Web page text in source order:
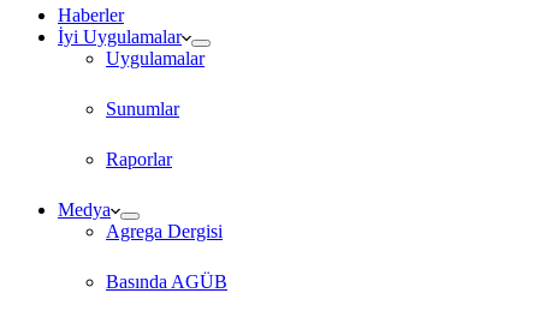
Haberler
İyi Uygulamalar
Uygulamalar
Sunumlar
Raporlar
Medya
Agrega Dergisi
Basında AGÜB